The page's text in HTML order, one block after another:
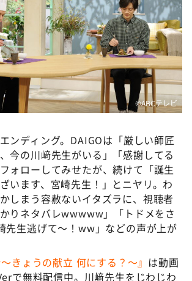
©️ABCテレビ
ンディング。DAIGOは「厳しい師匠
今の川﨑先生がいる」「感謝してる
ォローしてみせたが、続けて「誕生
います、宮崎先生！」とニヤリ。わ
しまう容赦ないイタズラに、視聴者
りネタバレwwwww」「トドメをさ
先生逃げて〜！ww」などの声が上が
きょうの献立 何にする？～』 は動画
で無料配信中。川﨑先生をじわじわ